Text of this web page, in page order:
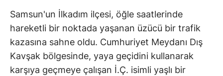
Samsun'un İlkadım ilçesi, öğle saatlerinde
hareketli bir noktada yaşanan üzücü bir trafik
kazasına sahne oldu. Cumhuriyet Meydanı Dış
Kavşak bölgesinde, yaya geçidini kullanarak
karşıya geçmeye çalışan İ.Ç. isimli yaşlı bir